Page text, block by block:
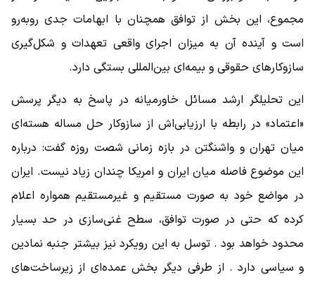
مجموع، این بخش از توافق همچنان با ابهامات جدی روبه‌رو
است و آینده آن به میزان اجرای واقعی تعهدات و شکل‌گیری
سازوکارهای حقوقی و بیمه‌ای بین‌المللی بستگی دارد.
این تحلیلگر ارشد مسائل خاورمیانه در پاسخ به دیگر پرسش
«اعتماد» در رابطه با ارزیابی‌اش از سازوکار حل مساله هسته‌ای
میان تهران و واشنگتن در بازه زمانی شصت روزه گفت: درباره
این موضوع فاصله میان ایران و امریکا چندان زیاد نیست. ایران
در مواضع خود به‌ صورت مستقیم و غیرمستقیم همواره اعلام
کرده که حتی در صورت توافق، سطح غنی‌سازی در حد بسیار
محدود خواهد بود . توسل به این رویکرد نیز بیشتر جنبه نمادین
و سیاسی دارد . از طرفی دیگر بخش عمده‌ای از زیرساخت‌های